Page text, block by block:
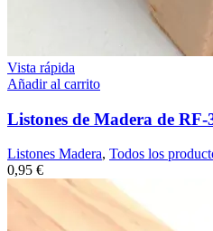
Vista rápida
Añadir al carrito
Listones de Madera de RF-
Listones Madera, Todos los
0,95 €